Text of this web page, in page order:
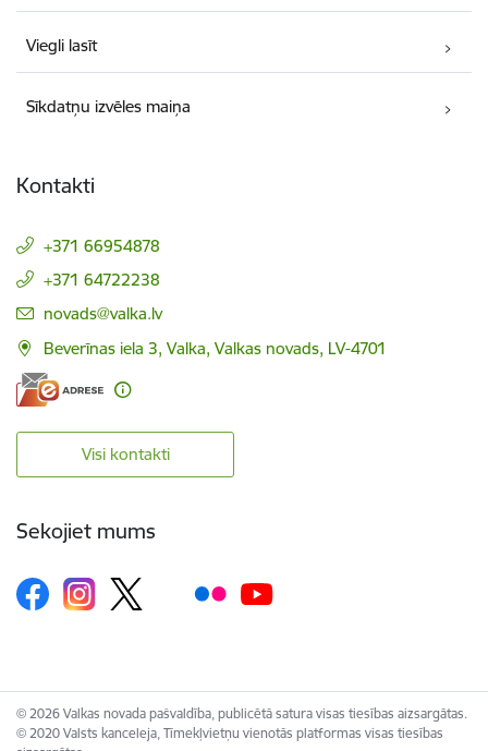
Viegli lasīt
Sīkdatņu izvēles maiņa
Kontakti
+371 66954878
+371 64722238
E-pasts:
novads@valka.lv
Beverīnas iela 3, Valka, Valkas novads, LV-4701
Visi kontakti
Sekojiet mums
© 2026 Valkas novada pašvaldība, publicētā satura visas tiesības aizsargātas.
© 2020 Valsts kanceleja, Tīmekļvietņu vienotās platformas visas tiesības